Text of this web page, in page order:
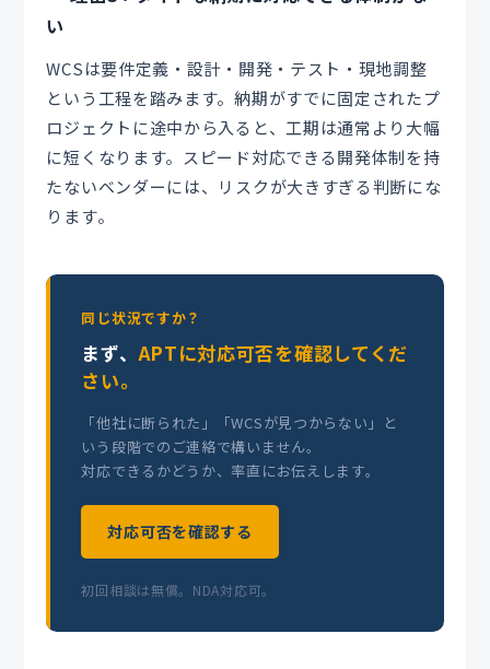
い
WCSは要件定義・設計・開発・テスト・現地調整
という工程を踏みます。納期がすでに固定されたプ
ロジェクトに途中から入ると、工期は通常より大幅
に短くなります。スピード対応できる開発体制を持
たないベンダーには、リスクが大きすぎる判断にな
ります。
同じ状況ですか？
まず、APTに対応可否を確認してくだ
さい。
「他社に断られた」「WCSが見つからない」と
いう段階でのご連絡で構いません。
対応できるかどうか、率直にお伝えします。
対応可否を確認する
初回相談は無償。NDA対応可。